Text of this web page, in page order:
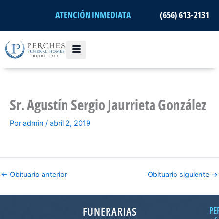
ATENCIÓN INMEDIATA (656) 613-2131
Sr. Agustín Sergio Jaurrieta González
Por admin / abril 2, 2019
← Obituario anterior Obituario siguiente →
FUNERARIAS